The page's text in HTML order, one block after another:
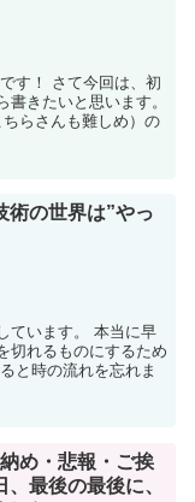
す！ さて今回は、初
きたいと思います。
らさんも難しめ）の
術の世界は”やっ
ています。 本当に早
切れるものにするため
と時の流れを忘れま
め・悲報・ご挨
最後の最後に、